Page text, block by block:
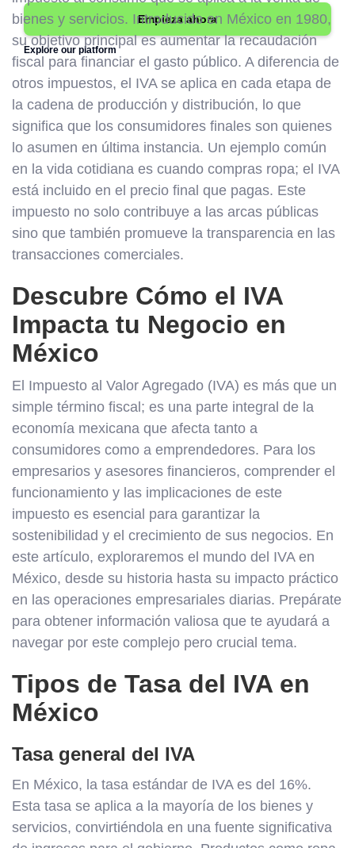
Explore our platform
bienes y servicios. Introducido en México en 1980,
su objetivo principal es aumentar la recaudación
fiscal para financiar el gasto público. A diferencia de
otros impuestos, el IVA se aplica en cada etapa de
la cadena de producción y distribución, lo que
significa que los consumidores finales son quienes
lo asumen en última instancia. Un ejemplo común
en la vida cotidiana es cuando compras ropa; el IVA
está incluido en el precio final que pagas. Este
impuesto no solo contribuye a las arcas públicas
sino que también promueve la transparencia en las
transacciones comerciales.
Descubre Cómo el IVA
Impacta tu Negocio en
México
El Impuesto al Valor Agregado (IVA) es más que un
simple término fiscal; es una parte integral de la
economía mexicana que afecta tanto a
consumidores como a emprendedores. Para los
empresarios y asesores financieros, comprender el
funcionamiento y las implicaciones de este
impuesto es esencial para garantizar la
sostenibilidad y el crecimiento de sus negocios. En
este artículo, exploraremos el mundo del IVA en
México, desde su historia hasta su impacto práctico
en las operaciones empresariales diarias. Prepárate
para obtener información valiosa que te ayudará a
navegar por este complejo pero crucial tema.
Tipos de Tasa del IVA en
México
Tasa general del IVA
En México, la tasa estándar de IVA es del 16%.
Esta tasa se aplica a la mayoría de los bienes y
servicios, convirtiéndola en una fuente significativa